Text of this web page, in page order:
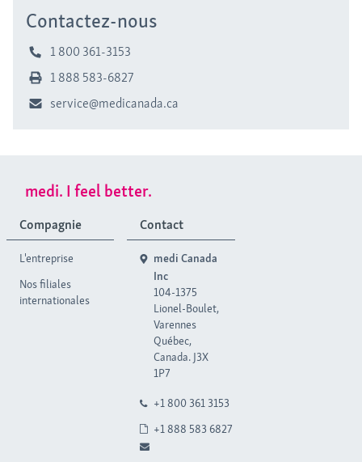
Contactez-nous
1 800 361-3153
1 888 583-6827
service@medicanada.ca
medi. I feel better.
Compagnie
L'entreprise
Nos filiales
internationales
Contact
medi Canada
Inc
104-1375
Lionel-Boulet,
Varennes
Québec,
Canada. J3X
1P7
+1 800 361 3153
+1 888 583 6827